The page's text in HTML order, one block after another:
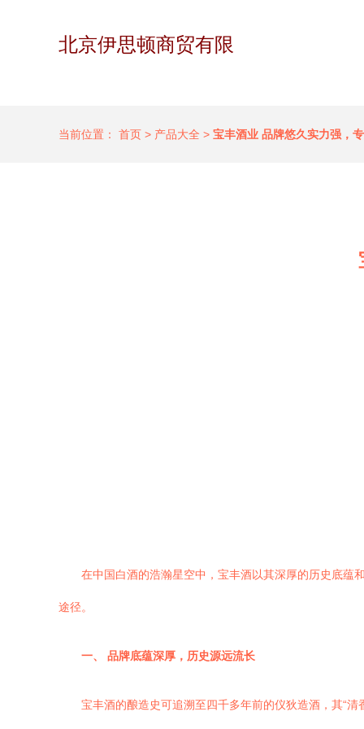
北京伊思顿商贸有限
当前位置： 首页 > 产品大全 > 宝丰酒业 品牌悠久实力强，
在中国白酒的浩瀚星空中，宝丰酒以其深厚的历史底蕴
途径。
一、 品牌底蕴深厚，历史源远流长
宝丰酒的酿造史可追溯至四千多年前的仪狄造酒，其“